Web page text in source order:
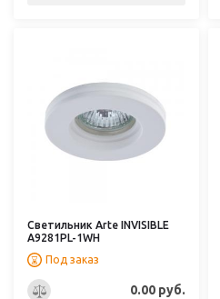
Светильник Arte INVISIBLE
A9281PL-1WH
Под заказ
0.00 руб.